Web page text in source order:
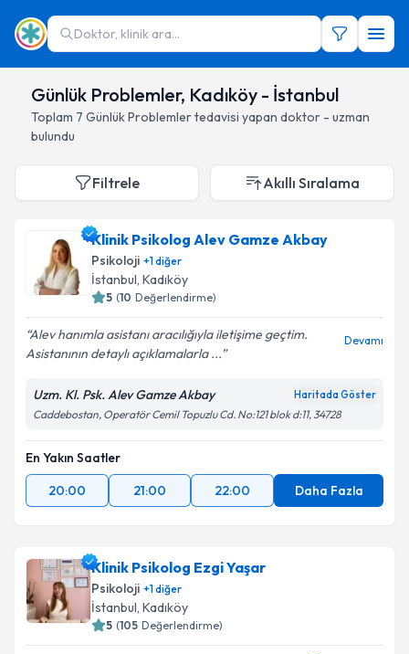
Doktor, klinik ara...
Günlük Problemler, Kadıköy - İstanbul
Toplam 7 Günlük Problemlertedavisi yapan doktor - uzman
bulundu
Filtrele Akıllı Sıralama
Klinik Psikolog Alev Gamze Akbay
Psikoloji +1diğer
İstanbul, Kadıköy
5 (10 Değerlendirme)
Alev hanımla asistanı aracılığıyla iletişime geçtim.
Asistanının detaylı açıklamalarla ...
Devamı
Uzm. Kl. Psk. Alev Gamze Akbay Haritada Göster
Caddebostan, Operatör Cemil Topuzlu Cd. No:121 blok d:11, 34728
En Yakın Saatler
20:00
21:00 22:00 Daha Fazla
Klinik Psikolog Ezgi Yaşar
Psikoloji +1diğer
İstanbul, Kadıköy
5 (105 Değerlendirme)